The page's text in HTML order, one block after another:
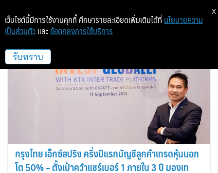
บล. กรุงไทย เอ็กซ์สปริง
กรุงไทย เอ็กซ์สปริง ครึ่งปีแรกบัญชีลูกค้าเทรดหุ้นนอก
โต 50% – ตั้งเป้าคว้าแชร์เบอร์ 1 ภายใน 3 ปี มองเท
เว็บไซต์นี้มีการใช้งานคุกกี้ ศึกษารายละเอียดเพิ่มเติมได้ที่ นโยบายความ
เป็นส่วนตัว และ ข้อตกลงการใช้บริการ
รับทราบ
X